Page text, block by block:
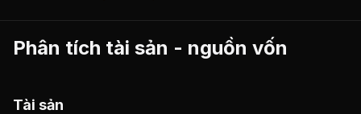
Phân tích tài sản - nguồn vốn
Tài sản